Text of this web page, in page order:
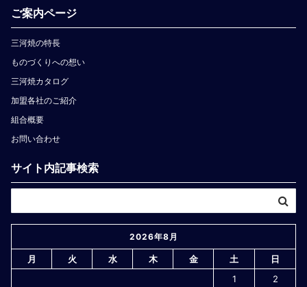
ご案内ページ
三河焼の特長
ものづくりへの想い
三河焼カタログ
加盟各社のご紹介
組合概要
お問い合わせ
サイト内記事検索
2026年8月
月 火 水 木 金 土 日
1
2